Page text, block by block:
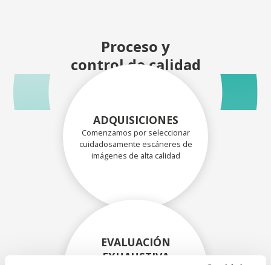
Proceso y
control de calidad
ADQUISICIONES
Comenzamos por seleccionar
cuidadosamente escáneres de
imágenes de alta calidad
EVALUACIÓN
EXHAUSTIVA